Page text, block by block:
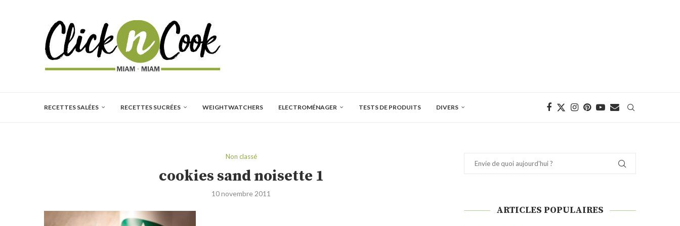
RECETTES SALÉES RECETTES SUCRÉES WEIGHTWATCHERS ELECTROMÉNAGER TESTS DE PRODUITS DIVERS
Non classé
cookies sand noisette 1
10 novembre 2011
ARTICLES POPULAIRES